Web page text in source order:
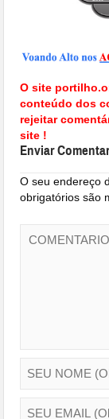
O site
conteúdo dos
rejeitar
site !
Enviar
O seu endereço
obrigatórios são